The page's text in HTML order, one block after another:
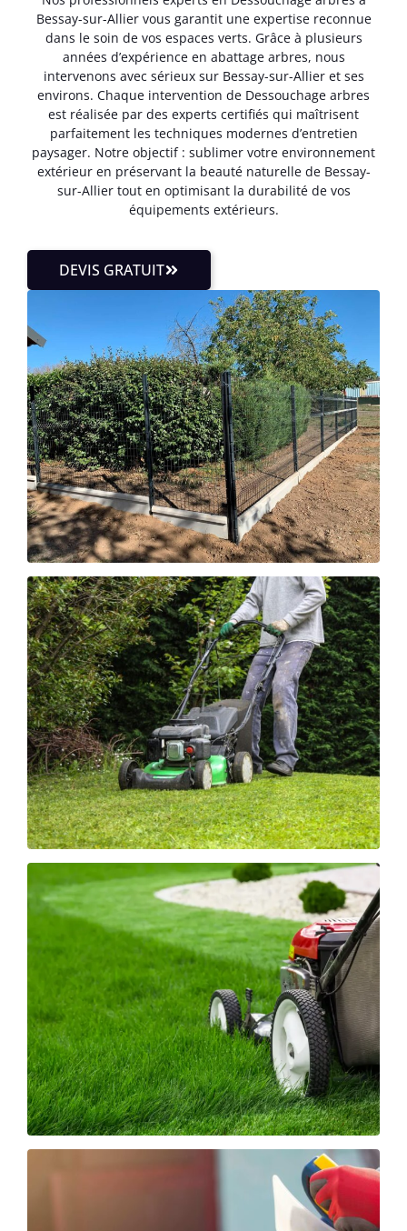
Bessay-sur-Allier vous garantit une expertise reconnue
dans le soin de vos espaces verts. Grâce à plusieurs
années d’expérience en abattage arbres, nous
intervenons avec sérieux sur Bessay-sur-Allier et ses
environs. Chaque intervention de Dessouchage arbres
est réalisée par des experts certifiés qui maîtrisent
parfaitement les techniques modernes d’entretien
paysager. Notre objectif : sublimer votre environnement
extérieur en préservant la beauté naturelle de Bessay-
sur-Allier tout en optimisant la durabilité de vos
équipements extérieurs.
DEVIS GRATUIT